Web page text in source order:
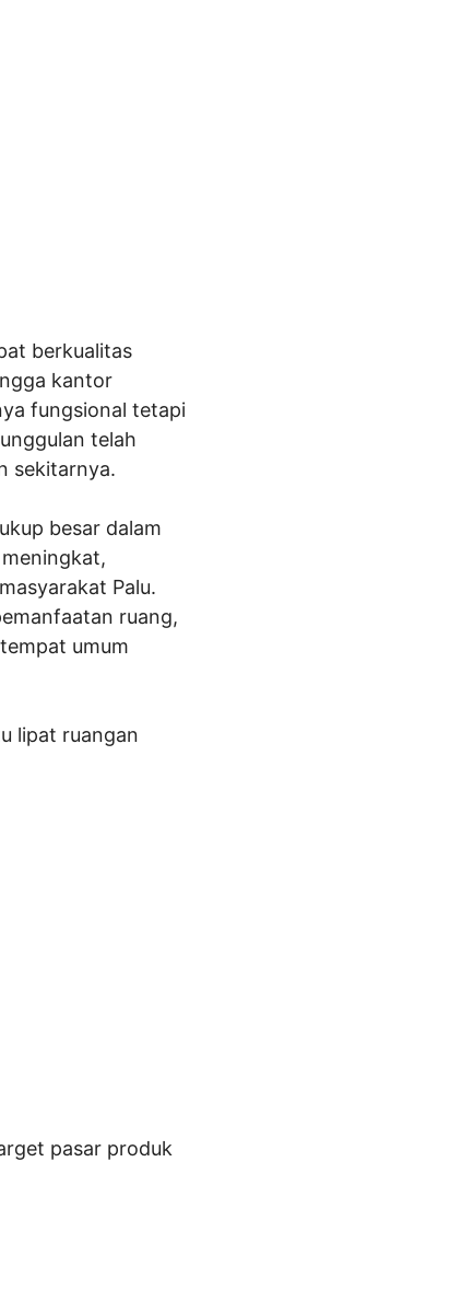
berkualitas
kantor
fungsional tetapi
telah
sekitarnya.
besar dalam
Palu.
ruang,
umum
lipat ruangan
pasar produk